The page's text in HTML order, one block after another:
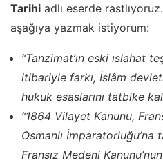
Tarihi adlı eserde
aşağıya yazmak istiyorum:
“Tanzimat’ın eski ıslahat
itibariyle farkı, İslâm
hukuk esaslarını tatbike
“1864 Vilayet Kanunu,
Osmanlı
Fransız Medeni